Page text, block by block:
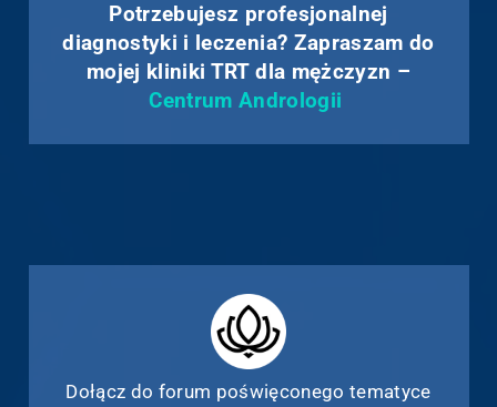
Potrzebujesz profesjonalnej
diagnostyki i leczenia? Zapraszam do
mojej kliniki TRT dla mężczyzn –
Centrum Andrologii
Dołącz do forum poświęconego tematyce